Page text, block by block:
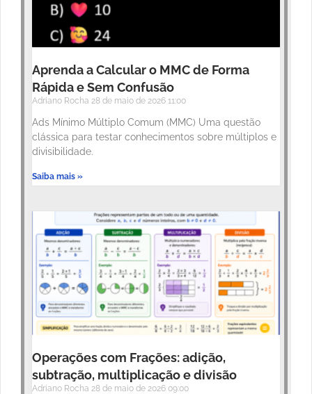
Aprenda a Calcular o MMC de Forma
Rápida e Sem Confusão
Adriano Rocha 28 de maio de 2026 11:00
Ads Mínimo Múltiplo Comum (MMC) Uma questão
clássica para testar conhecimentos sobre múltiplos e
divisibilidade.
Saiba mais »
Operações com Frações: adição,
subtração, multiplicação e divisão
Adriano Rocha 28 de maio de 2026 09:00